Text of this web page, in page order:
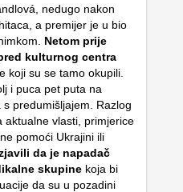
nedugo nakon
a premijer je u bio
Netom prije
kulturnog centra
koji su se tamo okupili.
i puca pet puta na
s predumišljajem. Razlog
aktualne vlasti, primjerice
pomoći Ukrajini ili
da je napadač
skupine koja bi
da su u pozadini